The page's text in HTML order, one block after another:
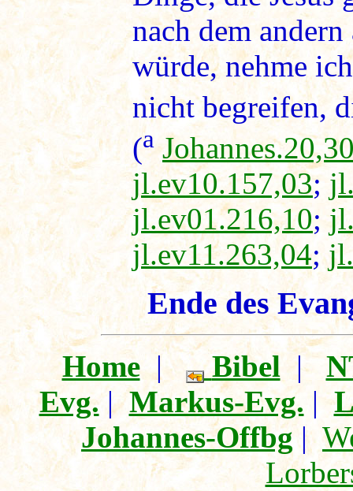
nach dem
würde, nehme
nicht begreifen,
(a
jl.ev10.157,03;
jl.ev01.216,10;
jl.ev11.263,04;
Ende des
Home| Bibel|
Evg.|Markus-Evg. |
Johannes-Offbg|